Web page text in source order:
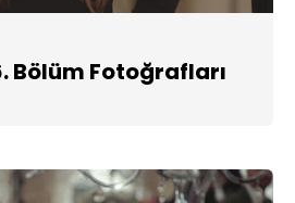
Bölüm Fotoğrafları